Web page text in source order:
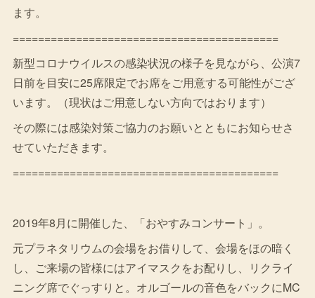
ます。
==========================================
新型コロナウイルスの感染状況の様子を見ながら、公演7
日前を目安に25席限定でお席をご用意する可能性がござ
います。（現状はご用意しない方向ではおります）
その際には感染対策ご協力のお願いとともにお知らせさ
せていただきます。
==========================================
2019年8月に開催した、「おやすみコンサート」。
元プラネタリウムの会場をお借りして、会場をほの暗く
し、ご来場の皆様にはアイマスクをお配りし、リクライ
ニング席でぐっすりと。オルゴールの音色をバックにMC